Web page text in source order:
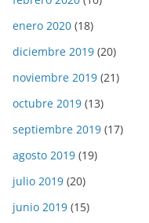
enero 2020 (18)
diciembre 2019 (20)
noviembre 2019 (21)
octubre 2019 (13)
septiembre 2019 (17)
agosto 2019 (19)
julio 2019 (20)
junio 2019 (15)